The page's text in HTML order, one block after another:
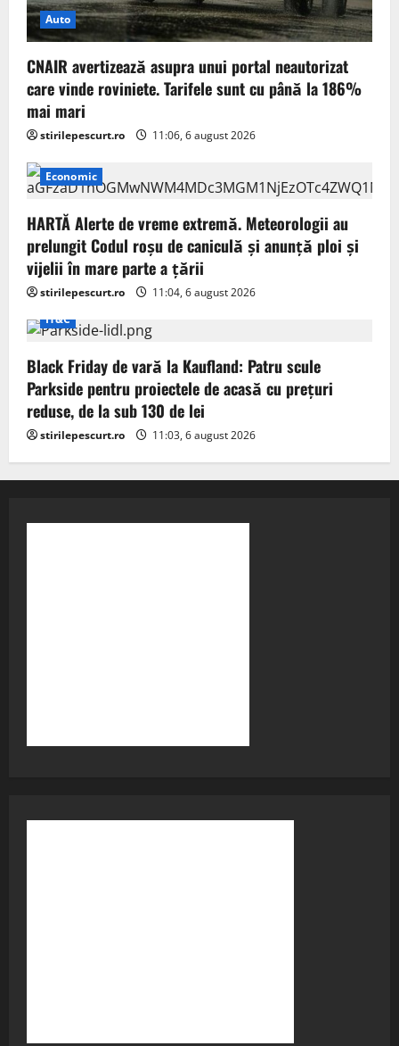
Auto
CNAIR avertizează asupra unui portal neautorizat
care vinde roviniete. Tarifele sunt cu până la 186%
mai mari
stirilepescurt.ro 11:06, 6 august 2026
Economic
HARTĂ Alerte de vreme extremă. Meteorologii au
prelungit Codul roșu de caniculă și anunță ploi și
vijelii în mare parte a țării
stirilepescurt.ro
11:04, 6 august 2026
IT&C
Black Friday de vară la Kaufland: Patru scule
Parkside pentru proiectele de acasă cu prețuri
reduse, de la sub 130 de lei
stirilepescurt.ro 11:03, 6 august 2026